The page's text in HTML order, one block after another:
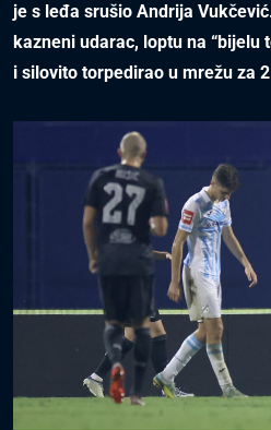
je s leđa srušio Andrija
kazneni udarac, loptu na “bijelu
i silovito torpedirao u mrežu za